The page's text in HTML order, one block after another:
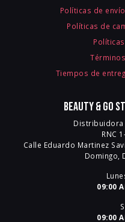
Políticas de
Políticas de
Tiempos de
Beauty & Go
Distribuidora
RNC
Calle Eduardo Martinez
Domingo,
09:00
09:00